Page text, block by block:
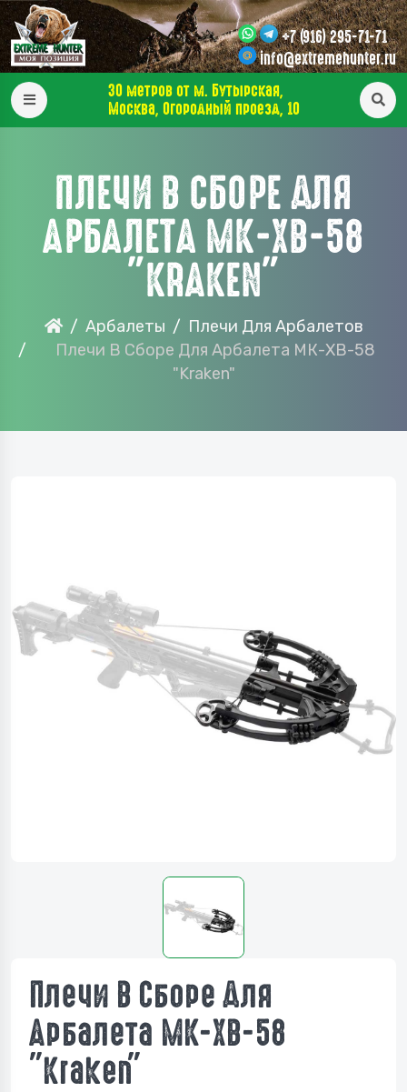
+7 (916) 295-71-71
info@extremehunter.ru
30 метров от м. Бутырская,
Москва, Огородный проезд, 10
ПЛЕЧИ В СБОРЕ ДЛЯ
АРБАЛЕТА МК-ХВ-58
"KRAKEN"
Арбалеты
Плечи Для Арбалетов
Плечи В Сборе Для Арбалета МК-ХВ-58
"Kraken"
Плечи В Сборе Для
Арбалета МК-ХВ-58
"Kraken"